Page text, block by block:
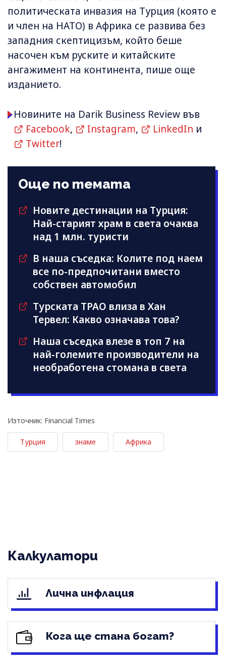
политическата инвазия на Турция (която е
и член на НАТО) в Африка се развива без
западния скептицизъм, който беше
насочен към руските и китайските
ангажимент на континента, пише още
изданието.
Новините на Darik Business Review във
Facebook, Instagram, LinkedIn и
Twitter!
Още по темата
Новите дестинации на Турция:
Най-старият храм в света очаква
над 1 млн. туристи
В наша съседка: Колите под наем
все по-предпочитани вместо
собствен автомобил
Турската TPAO влиза в Хан
Тервел: Какво означава това?
Наша съседка влезе в топ 7 на
най-големите производители на
необработена стомана в света
Източник: Financial Times
Турция знаме Африка
Калкулатори
Лична инфлация
Кога ще стана богат?